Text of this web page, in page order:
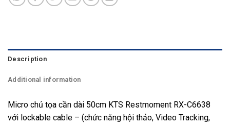
Description
Additional information
Micro chủ tọa cần dài 50cm KTS Restmoment RX-C6638
với lockable cable – (chức năng hội thảo, Video Tracking,